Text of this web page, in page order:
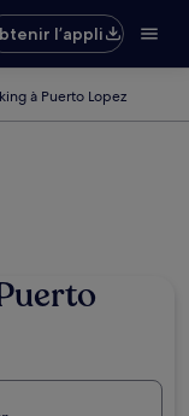
l’appli
à Puerto Lopez